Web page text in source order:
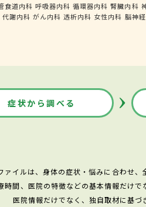
食道内科 呼吸器内科 循環器内科 腎臓内科
謝内科 がん内科 透析内科 女性内科 脳神
症状から調べる
ァイルは、身体の症状・悩みに合わせ
間、医院の特徴などの基本情報だけ
医院情報だけでなく、独自取材に基づ